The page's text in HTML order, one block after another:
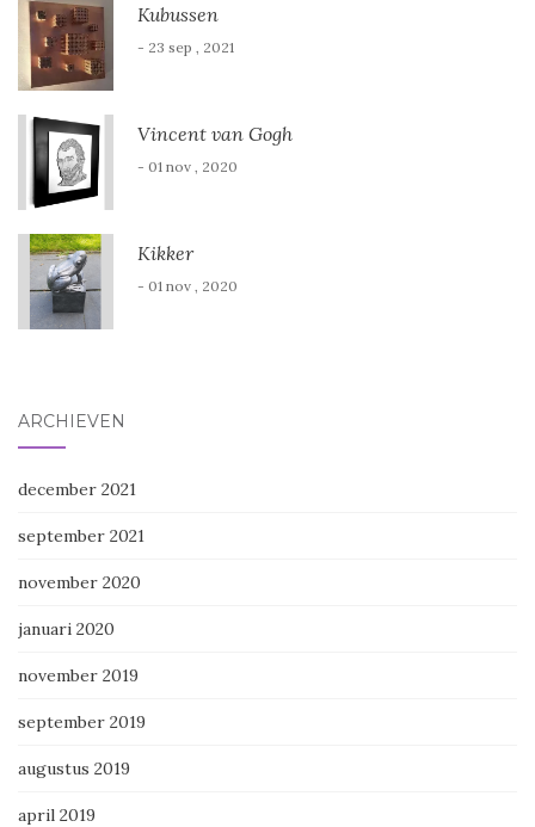
Kubussen
- 23 sep , 2021
Vincent van Gogh
- 01 nov , 2020
Kikker
- 01 nov , 2020
ARCHIEVEN
december 2021
september 2021
november 2020
januari 2020
november 2019
september 2019
augustus 2019
april 2019